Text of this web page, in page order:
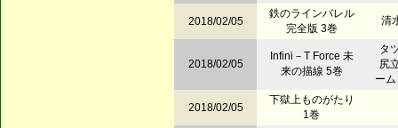
2018/02/05
鉄のラインバレル
完全版 3巻
清
2018/02/05
Infini－T Force 未
来の描線 5巻
タ
尻
ー
2018/02/05
下獄上ものがたり
1巻